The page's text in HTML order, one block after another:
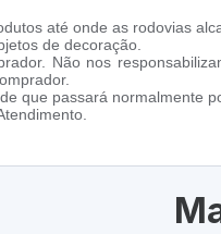
até onde as rodovias
de decoração.
Não nos
que passará normalmente